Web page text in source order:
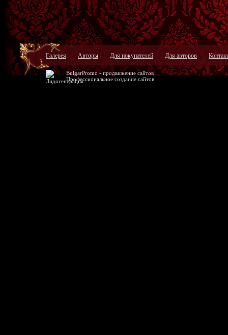
Галерея Авторы Для покупателей Для авторов
BulgarPromo - продвижение сайтов
Профессиональное создание сайтов